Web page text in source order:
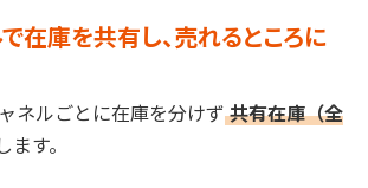
在庫を共有し、売れるところに
ネルごとに在庫を分けず共有在庫（全
ます。